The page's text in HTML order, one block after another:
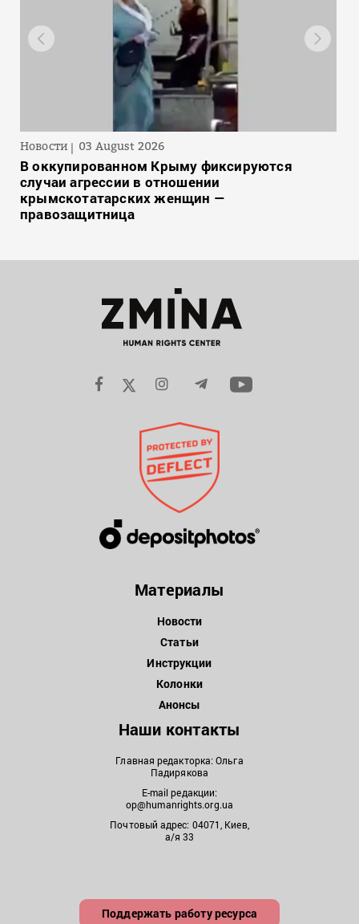
Новости 03 August 2026
В оккупированном Крыму фиксируются
случаи агрессии в отношении
крымскотатарских женщин —
правозащитница
Материалы
Новости
Статьи
Инструкции
Колонки
Анонсы
Наши контакты
Главная редакторка: Ольга
Падирякова
E-mail редакции:
op@humanrights.org.ua
Почтовый адрес: 04071, Киев,
а/я 33
Поддержать работу ресурса